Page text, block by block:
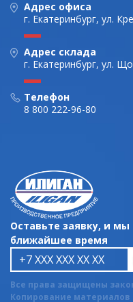
Адрес офиса
г. Екатеринбург, ул.
Адрес склада
г. Екатеринбург, ул.
Телефон
8 800 222-96-80
Оставьте заявку, и
ближайшее время
Все права защищены
Копирование